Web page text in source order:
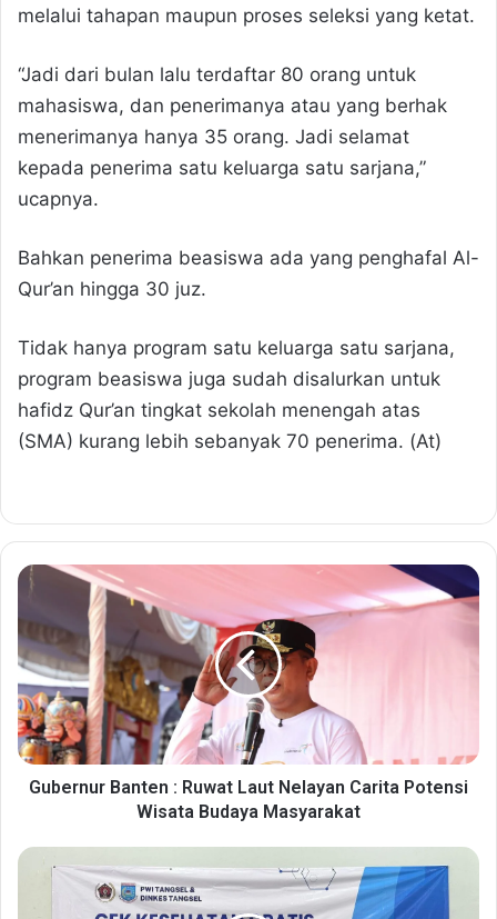
melalui tahapan maupun proses seleksi yang ketat.
“Jadi dari bulan lalu terdaftar 80 orang untuk
mahasiswa, dan penerimanya atau yang berhak
menerimanya hanya 35 orang. Jadi selamat
kepada penerima satu keluarga satu sarjana,”
ucapnya.
Bahkan penerima beasiswa ada yang penghafal Al-
Qur’an hingga 30 juz.
Tidak hanya program satu keluarga satu sarjana,
program beasiswa juga sudah disalurkan untuk
hafidz Qur’an tingkat sekolah menengah atas
(SMA) kurang lebih sebanyak 70 penerima. (At)
G
b
e
r
n
u
r
B
e
Gubernur Banten : Ruwat Laut Nelayan Carita Potensi
Wisata Budaya Masyarakat
D